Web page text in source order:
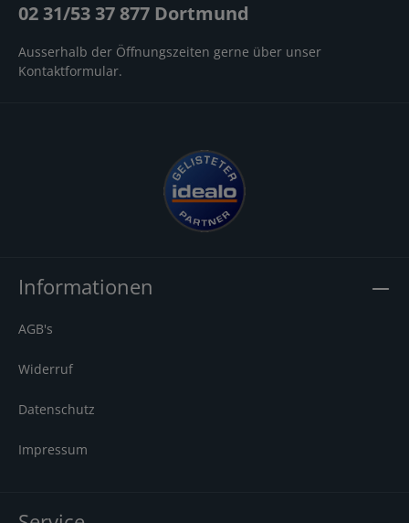
02 31/53 37 877 Dortmund
Ausserhalb der Öffnungszeiten gerne über unser
Kontaktformular.
Informationen
AGB's
Widerruf
Datenschutz
Impressum